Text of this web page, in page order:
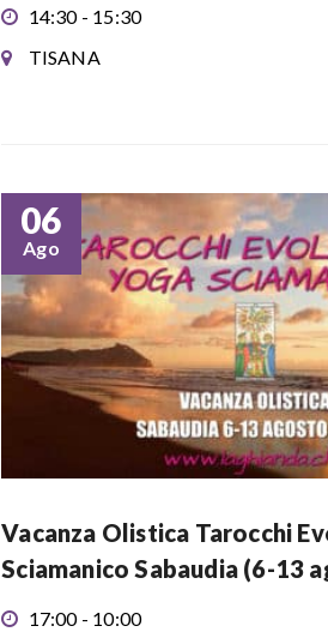
14:30 - 15:30
TISANA
06
Ago
Vacanza Olistica Tarocchi
Sciamanico Sabaudia (6-13
17:00 - 10:00